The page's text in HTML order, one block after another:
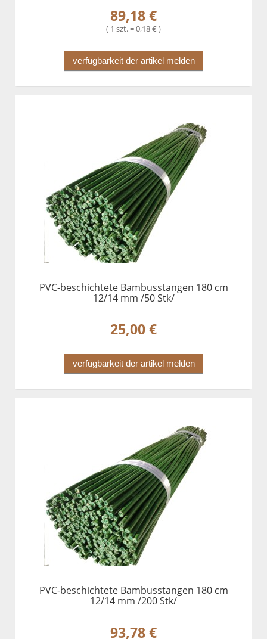
89,18 €
( 1 szt. = 0,18 € )
verfügbarkeit der artikel melden
PVC-beschichtete Bambusstangen 180 cm
12/14 mm /50 Stk/
25,00 €
verfügbarkeit der artikel melden
PVC-beschichtete Bambusstangen 180 cm
12/14 mm /200 Stk/
93,78 €